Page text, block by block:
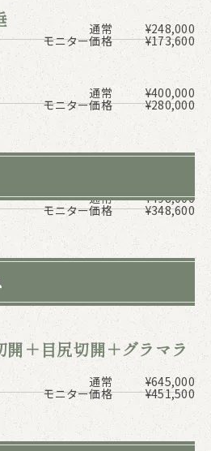
モニター価格 ¥173,600
通常 ¥248,000
モニター価格 ¥280,000
通常 ¥400,000
モニター価格 ¥348,600
通常 ¥498,000
開＋目尻切開＋グラマラ
モニター価格 ¥451,500
通常 ¥645,000